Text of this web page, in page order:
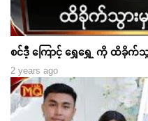
စင်ဒီ့ ကြောင့် ရွှေရွှေ့ ကို ထိခိုက်သွ
2 years ago